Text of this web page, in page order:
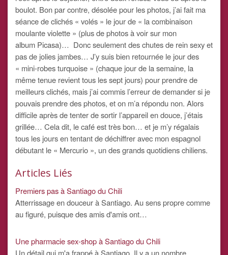
boulot. Bon par contre, désolée pour les photos, j’ai fait ma
séance de clichés « volés » le jour de « la combinaison
moulante violette » (plus de photos à voir sur mon
album Picasa)… Donc seulement des chutes de rein sexy et
pas de jolies jambes… J’y suis bien retournée le jour des
« mini-robes turquoise » (chaque jour de la semaine, la
même tenue revient tous les sept jours) pour prendre de
meilleurs clichés, mais j’ai commis l’erreur de demander si je
pouvais prendre des photos, et on m’a répondu non. Alors
difficile après de tenter de sortir l’appareil en douce, j’étais
grillée… Cela dit, le café est très bon… et je m’y régalais
tous les jours en tentant de déchiffrer avec mon espagnol
débutant le « Mercurio », un des grands quotidiens chiliens.
Articles Liés
Premiers pas à Santiago du Chili
Atterrissage en douceur à Santiago. Au sens propre comme
au figuré, puisque des amis d'amis ont…
Une pharmacie sex-shop à Santiago du Chili